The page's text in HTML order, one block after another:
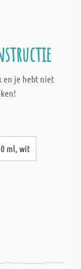
en je hebt niet
ml, wit